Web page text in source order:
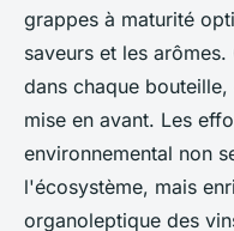
grappes à maturité
saveurs et les
dans chaque
mise en avant. Les
environnemental non
l'écosystème, mais
organoleptique des